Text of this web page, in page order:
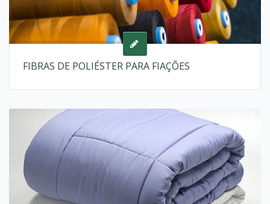
FIBRAS DE POLIÉSTER PARA FIAÇÕES